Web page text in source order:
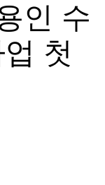
인 수
첫